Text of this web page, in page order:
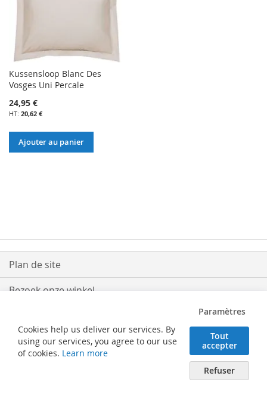
Kussensloop Blanc Des
Vosges Uni Percale
24,95 €
20,62 €
Ajouter au panier
Plan de site
Bezoek onze winkel
Retouren
Cookies help us deliver our services. By
using our services, you agree to our use
of cookies. Learn more
Paramètres
Tout
accepter
Refuser